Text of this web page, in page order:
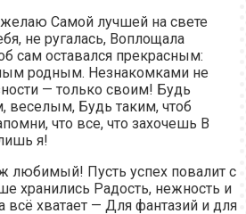
Самой лучшей на свете
не ругалась, Воплощала
сам оставался прекрасным:
родным. Незнакомками не
— только своим! Будь
Будь таким, чтоб
что все, что захочешь В
я!
любимый! Пусть успех повалит с
хранились Радость, нежность и
всё хватает — Для фантазий и для